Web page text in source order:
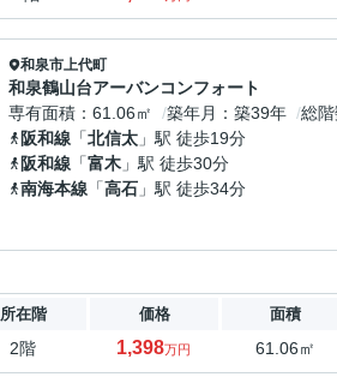
和泉市上代町
和泉鶴山台アーバンコンフォート
専有面積
61.06㎡ 築年月 築39年
総
阪和線 「北信太 」駅 徒歩19分
阪和線 「富木 」駅 徒歩30分
南海本線 「高石 」駅 徒歩34分
所在階 価格 面積
2階 1,398万円 61.06㎡